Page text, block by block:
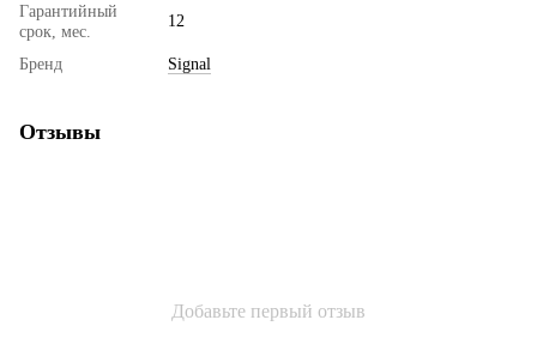
Гарантийный
срок, мес.
12
Бренд Signal
Отзывы
Добавьте первый отзыв